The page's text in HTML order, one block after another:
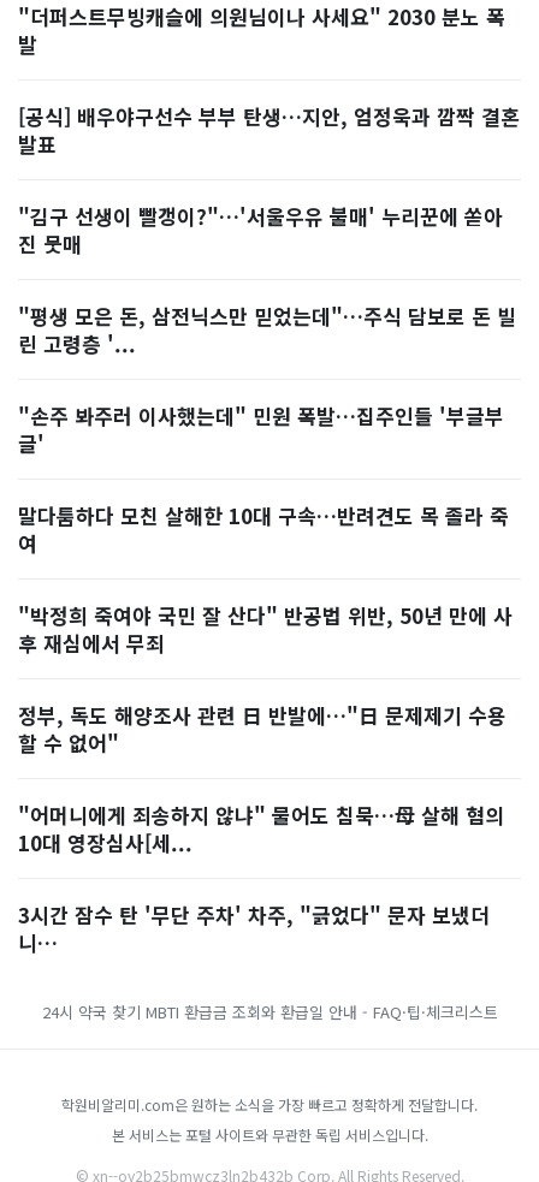
"더퍼스트무빙캐슬에 의원님이나 사세요" 2030 분노 폭
발
[공식] 배우야구선수 부부 탄생…지안, 엄정욱과 깜짝 결혼
발표
"김구 선생이 빨갱이?"…'서울우유 불매' 누리꾼에 쏟아
진 뭇매
"평생 모은 돈, 삼전닉스만 믿었는데"…주식 담보로 돈 빌
린 고령층 '...
"손주 봐주러 이사했는데" 민원 폭발…집주인들 '부글부
글'
말다툼하다 모친 살해한 10대 구속…반려견도 목 졸라 죽
여
"박정희 죽여야 국민 잘 산다" 반공법 위반, 50년 만에 사
후 재심에서 무죄
정부, 독도 해양조사 관련 日 반발에…"日 문제제기 수용
할 수 없어"
"어머니에게 죄송하지 않냐" 물어도 침묵…母 살해 혐의
10대 영장심사[세...
3시간 잠수 탄 '무단 주차' 차주, "긁었다" 문자 보냈더
니…
24시 약국 찾기 MBTI 환급금 조회와 환급일 안내 - FAQ·팁·체크리스트
학원비알리미.com은 원하는 소식을 가장 빠르고 정확하게 전달합니다.
본 서비스는 포털 사이트와 무관한 독립 서비스입니다.
© xn--oy2b25bmwcz3ln2b432b Corp. All Rights Reserved.